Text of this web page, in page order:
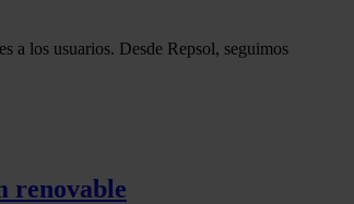
a los usuarios. Desde Repsol, seguimos
renovable